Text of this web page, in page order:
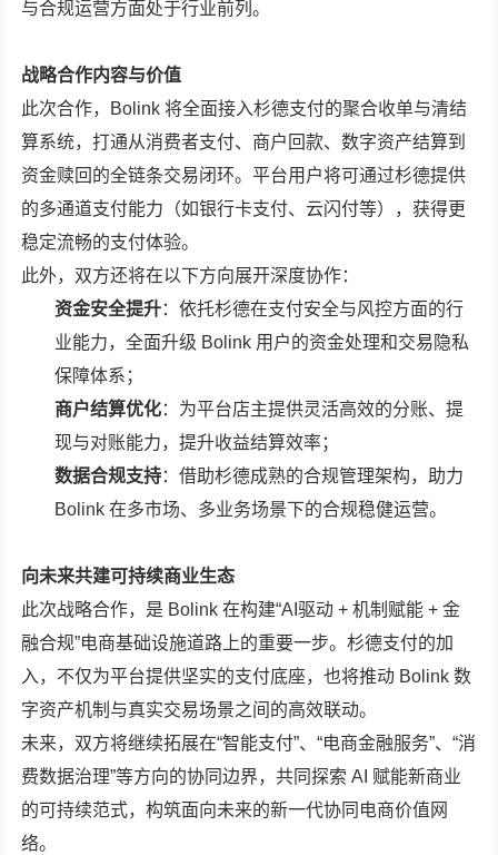
与合规运营方面处于行业前列。
战略合作内容与价值
此次合作，Bolink 将全面接入杉德支付的聚合收单与清结
算系统，打通从消费者支付、商户回款、数字资产结算到
资金赎回的全链条交易闭环。平台用户将可通过杉德提供
的多通道支付能力（如银行卡支付、云闪付等），获得更
稳定流畅的支付体验。
此外，双方还将在以下方向展开深度协作：
资金安全提升：依托杉德在支付安全与风控方面的行
业能力，全面升级 Bolink 用户的资金处理和交易隐私
保障体系；
商户结算优化：为平台店主提供灵活高效的分账、提
现与对账能力，提升收益结算效率；
数据合规支持：借助杉德成熟的合规管理架构，助力
Bolink 在多市场、多业务场景下的合规稳健运营。
向未来共建可持续商业生态
此次战略合作，是 Bolink 在构建“AI驱动 + 机制赋能 + 金
融合规”电商基础设施道路上的重要一步。杉德支付的加
入，不仅为平台提供坚实的支付底座，也将推动 Bolink 数
字资产机制与真实交易场景之间的高效联动。
未来，双方将继续拓展在“智能支付”、“电商金融服务”、“消
费数据治理”等方向的协同边界，共同探索 AI 赋能新商业
的可持续范式，构筑面向未来的新一代协同电商价值网
络。